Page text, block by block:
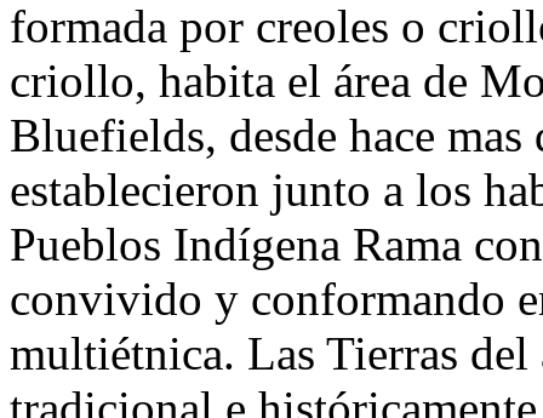
formada por creoles o
criollo, habita el área de
Bluefields, desde hace
establecieron junto a los
Pueblos Indígena Rama
convivido y conformando
multiétnica. Las Tierras